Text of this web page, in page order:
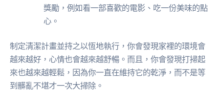
獎勵，例如看一部喜歡的電影、吃一份美味的點
心。
制定清潔計畫並持之以恆地執行，你會發現家裡的環境會
越來越好，心情也會越來越舒暢。而且，你會發現打掃起
來也越來越輕鬆，因為你一直在維持它的乾淨，而不是等
到髒亂不堪才一次大掃除。